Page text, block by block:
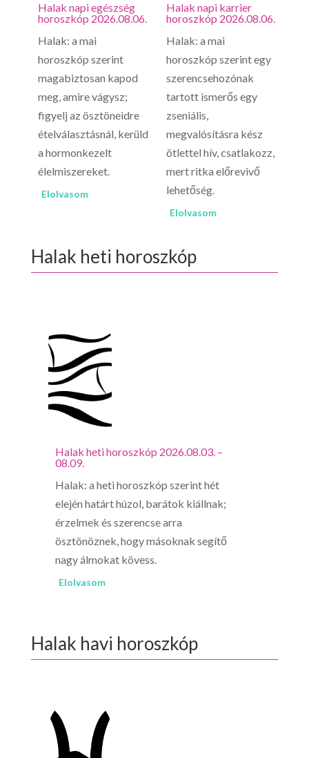
Halak napi egészség
horoszkóp 2026.08.06.
Halak: a mai
horoszkóp szerint
magabiztosan kapod
meg, amire vágysz;
figyelj az ösztöneidre
ételválasztásnál, kerüld
a hormonkezelt
élelmiszereket.
Elolvasom
Halak napi karrier
horoszkóp 2026.08.06.
Halak: a mai
horoszkóp szerint egy
szerencsehozónak
tartott ismerős egy
zseniális,
megvalósításra kész
ötlettel hív, csatlakozz,
mert ritka előrevivő
lehetőség.
Elolvasom
Halak heti horoszkóp
Halak heti horoszkóp 2026.08.03. –
08.09.
Halak: a heti horoszkóp szerint hét
elején határt húzol, barátok kiállnak;
érzelmek és szerencse arra
ösztönöznek, hogy másoknak segítő
nagy álmokat kövess.
Elolvasom
Halak havi horoszkóp